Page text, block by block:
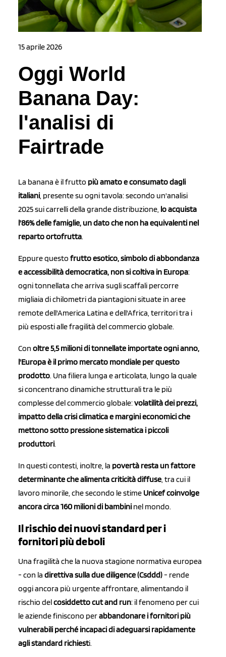
15 aprile 2026
Oggi World
Banana Day:
l'analisi di
Fairtrade
La banana è il frutto più amato e consumato dagli
italiani, presente su ogni tavola: secondo un'analisi
2025 sui carrelli della grande distribuzione, lo acquista
l'86% delle famiglie, un dato che non ha equivalenti nel
reparto ortofrutta.
Eppure questo frutto esotico, simbolo di abbondanza
e accessibilità democratica, non si coltiva in Europa:
ogni tonnellata che arriva sugli scaffali percorre
migliaia di chilometri da piantagioni situate in aree
remote dell'America Latina e dell'Africa, territori tra i
più esposti alle fragilità del commercio globale.
Con oltre 5,5 milioni di tonnellate importate ogni anno,
l'Europa è il primo mercato mondiale per questo
prodotto. Una filiera lunga e articolata, lungo la quale
si concentrano dinamiche strutturali tra le più
complesse del commercio globale:volatilità dei prezzi,
impatto della crisi climatica e margini economici che
mettono sotto pressione sistematica i piccoli
produttori.
In questi contesti, inoltre, la povertà resta un fattore
determinante che alimenta criticità diffuse, tra cui il
lavoro minorile, che secondo le stime Unicef coinvolge
ancora circa 160 milioni di bambini nel mondo.
Il rischio dei nuovi standard per i
fornitori più deboli
Una fragilità che la nuova stagione normativa europea
- con la direttiva sulla due diligence (Csddd)- rende
oggi ancora più urgente affrontare, alimentando il
rischio delcosiddetto cut and run: il fenomeno per cui
le aziende finiscono perabbandonare i fornitori più
vulnerabili perché incapaci di adeguarsi rapidamente
agli standard richiesti.